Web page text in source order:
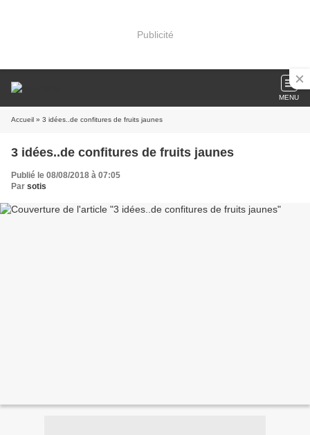
Publicité
MENU
Accueil » 3 idées..de confitures de fruits jaunes
3 idées..de confitures de fruits jaunes
Publié le 08/08/2018 à 07:05
Par sotis